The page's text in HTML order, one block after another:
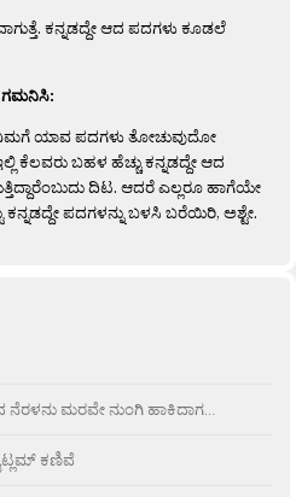
ಕನ್ನಡದ್ದೇ ಆದ ಪದಗಳು ಕೂಡಲೆ
ಗಮನಿಸಿ:
ಯಾವ ಪದಗಳು ತೋಚುವುದೋ
ಕೆಲವರು ಬಹಳ ಹೆಚ್ಚು ಕನ್ನಡದ್ದೇ ಆದ
ದಿಟ. ಆದರೆ ಎಲ್ಲರೂ ಹಾಗೆಯೇ
ಪದಗಳನ್ನು ಬಳಸಿ ಬರೆಯಿರಿ, ಅಶ್ಟೇ.
ಮರವೇ ನುಂಗಿ ಹಾಕಿದಾಗ…
ಕಣಿವೆ